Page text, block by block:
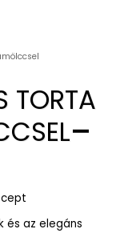
TORTA
és az elegáns